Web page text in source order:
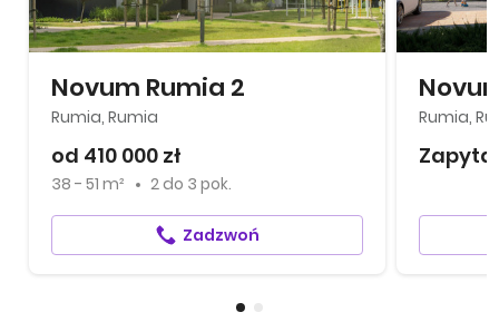
Novum Rumia 2
Rumia, Rumia
od 410 000 zł
38 - 51 m² 2 do 3 pok.
Zadzwoń
Rumia,